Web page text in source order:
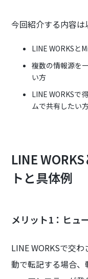
今回紹介する内容は
LINE WORKSと
複数の情報源を
い方
LINE WORKSで
ムで共有したい
LINE
トと具体例
メリット1：ヒュ
LINE WORKSで交
動で転記する場合